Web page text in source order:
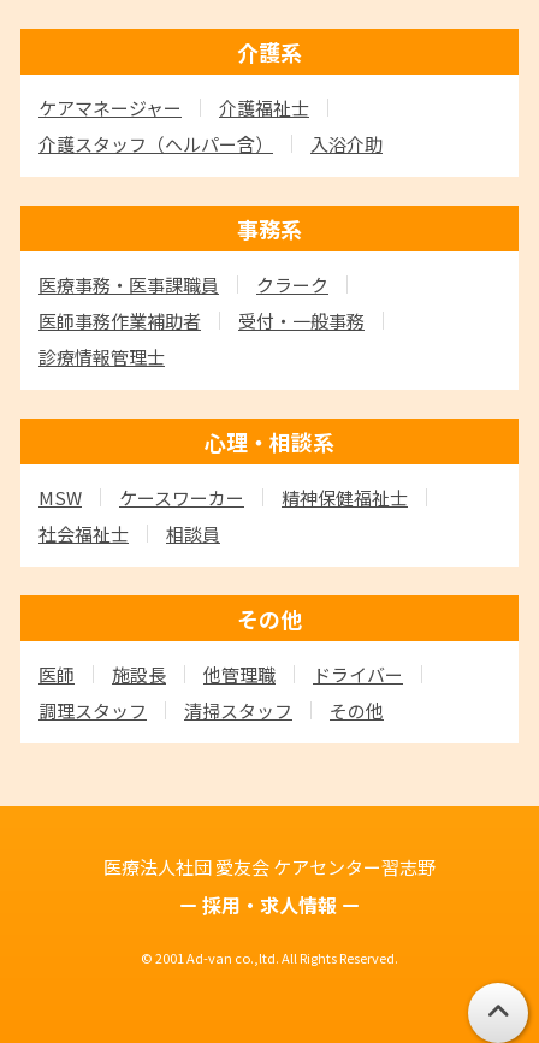
介護系
ケアマネージャー
介護福祉士
介護スタッフ （ヘルパー含） 入浴介助
事務系
医療事務・医事課職員
クラーク
医師事務作業補助者
受付・一般事務
診療情報管理士
心理・相談系
MSW ケースワーカー
精神保健福祉士
社会福祉士
相談員
その他
医師 施設長 他管理職
ドライバー
調理スタッフ
清掃スタッフ その他
医療法人社団 愛友会ケアセンター習志野
採用・求人情報
© 2001 Ad-van co.,ltd. All Rights Reserved.